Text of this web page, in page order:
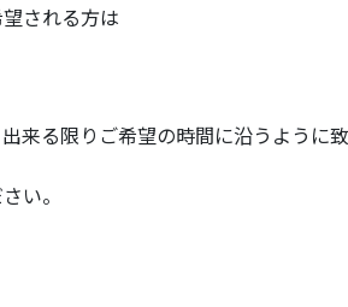
される方は
来る限りご希望の時間に沿うように
い。